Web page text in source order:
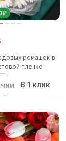
ромашек в
пленке
В 1 клик